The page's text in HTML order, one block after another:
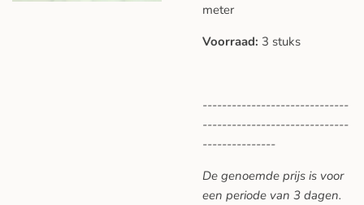
meter
Voorraad: 3 stuks
------------------------------
------------------------------
---------------
De genoemde prijs is voor
een periode van 3 dagen.